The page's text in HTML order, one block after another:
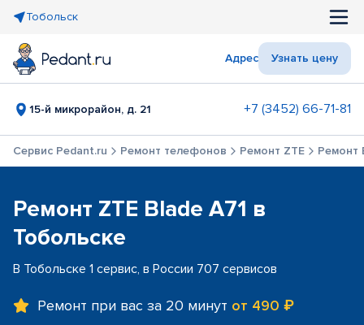
Тобольск
Адрес Узнать цену
15-й микрорайон, д. 21 +7 (3452) 66-71-81
Сервис Pedant.ru Ремонт телефонов Ремонт ZTE Ремонт
Ремонт ZTE Blade A71 в
Тобольске
В Тобольске 1 сервис, в России 707 сервисов
Ремонт при вас за 20 минут от 490 ₽